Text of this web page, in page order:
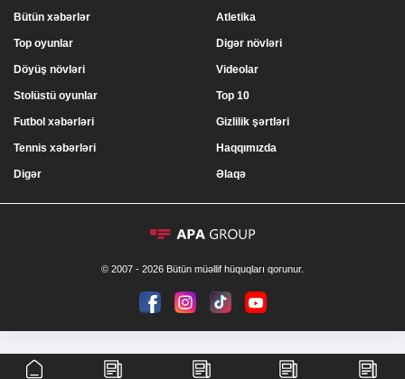
Bütün xəbərlər
Top oyunlar
Döyüş növləri
Stolüstü oyunlar
Atletika
Digər növləri
Videolar
Top 10
Futbol xəbərləri
Tennis xəbərləri
Digər
Gizlilik şərtləri
Haqqımızda
Əlaqə
© 2007 - 2026 Bütün müəllif hüquqları qorunur.